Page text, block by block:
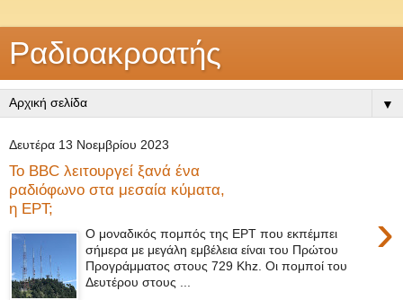
Ραδιοακροατής
▼
Δευτέρα 13 Νοεμβρίου 2023
Το BBC λειτουργεί ξανά ένα
ραδιόφωνο στα μεσαία κύματα,
η ΕΡΤ;
›
Ο μοναδικός πομπός της ΕΡΤ που εκπέμπει
σήμερα με μεγάλη εμβέλεια είναι του Πρώτου
Προγράμματος στους 729 Khz. Οι πομποί του
Δευτέρου στους ...